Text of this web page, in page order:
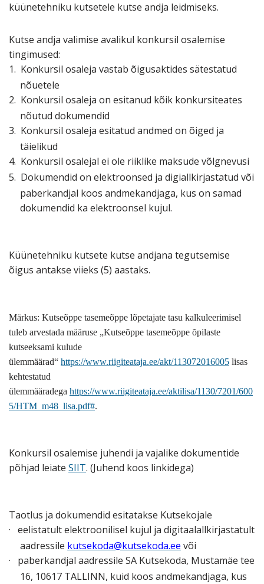
küünetehniku kutsetele kutse andja leidmiseks.
Kutse andja valimise avalikul konkursil osalemise
tingimused:
1. Konkursil osaleja vastab õigusaktides sätestatud
nõuetele
2. Konkursil osaleja on esitanud kõik konkursiteates
nõutud dokumendid
3. Konkursil osaleja esitatud andmed on õiged ja
täielikud
4. Konkursil osalejal ei ole riiklike maksude võlgnevusi
5. Dokumendid on elektroonsed ja digiallkirjastatud või
paberkandjal koos andmekandjaga, kus on samad
dokumendid ka elektroonsel kujul.
Küünetehniku kutsete kutse andjana tegutsemise
õigus antakse viieks (5) aastaks.
Märkus: Kutseõppe tasemeõppe lõpetajate tasu kalkuleerimisel
tuleb arvestada määruse „Kutseõppe tasemeõppe õpilaste
kutseeksami kulude
ülemmäärad“ https://www.riigiteataja.ee/akt/113072016005 lisas
kehtestatud
ülemmääradega https://www.riigiteataja.ee/aktilisa/1130/7201/600
5/HTM_m48_lisa.pdf#.
Konkursil osalemise juhendi ja vajalike dokumentide
põhjad leiate SIIT. (Juhend koos linkidega)
Taotlus ja dokumendid esitatakse Kutsekojale
· eelistatult elektroonilisel kujul ja digitaalallkirjastatult
aadressile kutsekoda@kutsekoda.ee või
·
paberkandjal aadressile SA Kutsekoda, Mustamäe tee
16, 10617 TALLINN, kuid koos andmekandjaga, kus